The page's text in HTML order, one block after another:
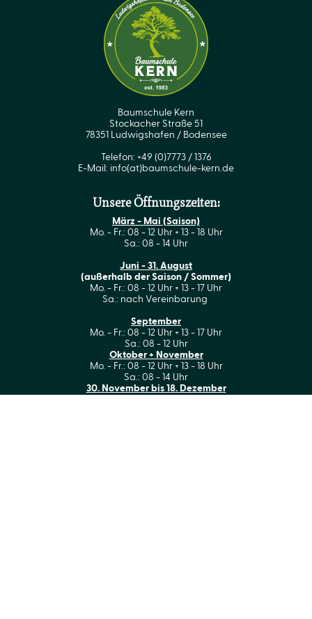
Baumschule Kern
Stockacher Straße 51
78351 Ludwigshafen / Bodensee
Telefon: +49 (0)7773 / 1376
E-Mail: info(at)baumschule-kern.de
Unsere Öffnungszeiten:
März - Mai (Saison)
Mo. - Fr.: 08 - 12 Uhr + 13 - 18 Uhr
Sa.: 08 - 14 Uhr
Juni - 31. August
(außerhalb der Saison / Sommer)
Mo. - Fr.: 08 - 12 Uhr + 13 - 17 Uhr
Sa.: nach Vereinbarung
September
Mo. - Fr.: 08 - 12 Uhr + 13 - 17 Uhr
Sa.: 08 - 12 Uhr
Oktober + November
Mo. - Fr.: 08 - 12 Uhr + 13 - 18 Uhr
Sa.: 08 - 14 Uhr
30. November bis 18. Dezember